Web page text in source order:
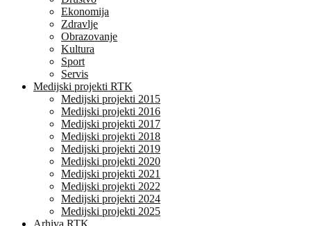
Ekonomija
Zdravlje
Obrazovanje
Kultura
Sport
Servis
Medijski projekti RTK
Medijski projekti 2015
Medijski projekti 2016
Medijski projekti 2017
Medijski projekti 2018
Medijski projekti 2019
Medijski projekti 2020
Medijski projekti 2021
Medijski projekti 2022
Medijski projekti 2024
Medijski projekti 2025
Arhiva RTK